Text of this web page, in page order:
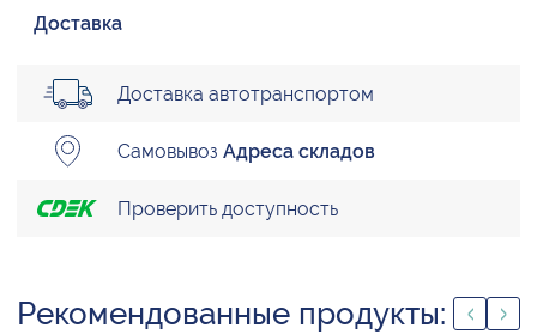
Доставка
Доставка автотранспортом
Самовывоз Адреса складов
Проверить доступность
Рекомендованные продукты: